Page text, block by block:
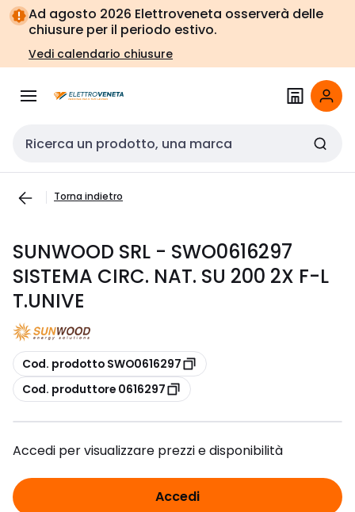
Vai alla
navigazione
Vai
alla
pagina
Ad agosto 2026 Elettroveneta osserverà delle
chiusure per il periodo estivo.
Vedi calendario chiusure
Cerca input
Torna indietro
SUNWOOD SRL - SWO0616297
SISTEMA CIRC. NAT. SU 200 2X F-L
T.UNIVE
copia
Cod. prodotto SWO0616297
copia
Cod. produttore 0616297
Accedi per visualizzare prezzi e disponibilità
Accedi